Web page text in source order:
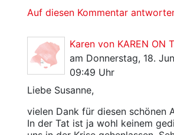
Auf diesen Kommentar
Karen von KAREN ON
am Donnerstag, 18.
09:49 Uhr
Liebe Susanne,
vielen Dank für diesen schönen
In der Tat ist ja wohl keinem